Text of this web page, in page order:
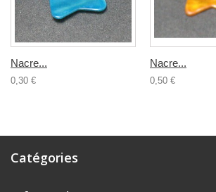
Nacre...
0,30 €
Nacre...
0,50 €
Catégories